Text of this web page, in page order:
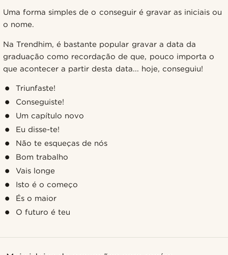
Uma forma simples de o conseguir é gravar as iniciais ou
o nome.
Na Trendhim, é bastante popular gravar a data da
graduação como recordação de que, pouco importa o
que acontecer a partir desta data... hoje, conseguiu!
Triunfaste!
Conseguiste!
Um capítulo novo
Eu disse-te!
Não te esqueças de nós
Bom trabalho
Vais longe
Isto é o começo
És o maior
O futuro é teu